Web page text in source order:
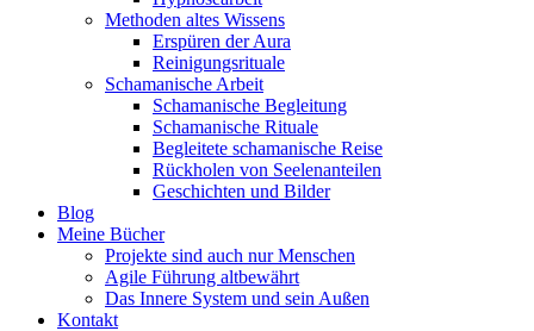
Methoden altes Wissens
Erspüren der Aura
Reinigungsrituale
Schamanische Arbeit
Schamanische Begleitung
Schamanische Rituale
Begleitete schamanische Reise
Rückholen von Seelenanteilen
Geschichten und Bilder
Blog
Meine Bücher
Projekte sind auch nur Menschen
Agile Führung altbewährt
Das Innere System und sein Außen
Kontakt